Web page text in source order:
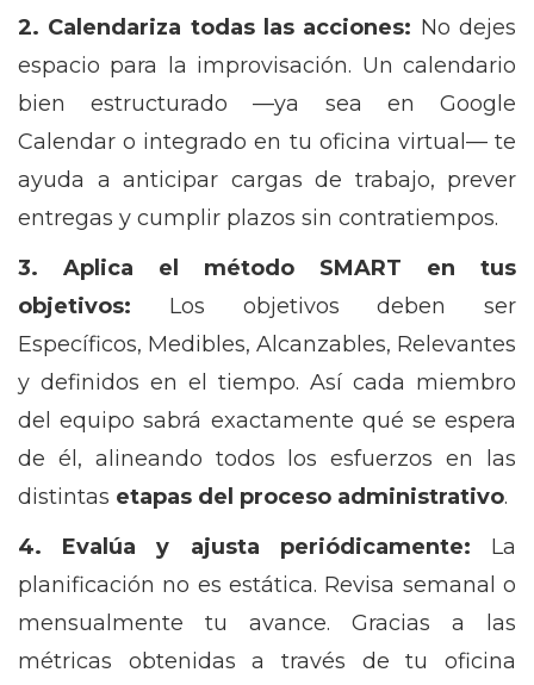
2. Calendariza todas las acciones: No dejes
espacio para la improvisación. Un calendario
bien estructurado —ya sea en Google
Calendar o integrado en tu oficina virtual— te
ayuda a anticipar cargas de trabajo, prever
entregas y cumplir plazos sin contratiempos.
3. Aplica el método SMART en tus
objetivos: Los objetivos deben ser
Específicos, Medibles, Alcanzables, Relevantes
y definidos en el tiempo. Así cada miembro
del equipo sabrá exactamente qué se espera
de él, alineando todos los esfuerzos en las
distintas etapas del proceso administrativo.
4. Evalúa y ajusta periódicamente: La
planificación no es estática. Revisa semanal o
mensualmente tu avance. Gracias a las
métricas obtenidas a través de tu oficina